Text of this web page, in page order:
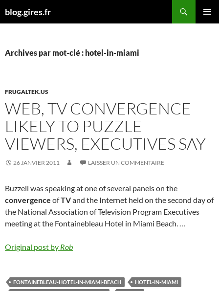
aublog.gires.fr
Archives par mot-clé : hotel-in-miami
FRUGALTEK.US
WEB, TV CONVERGENCE
LIKELY TO PUZZLE
VIEWERS, EXECUTIVES SAY
26 JANVIER 2011 LAISSER UN COMMENTAIRE
Buzzell was speaking at one of several panels on the
convergence ofTVand the Internet held on the second day of
the National Association of Television Program Executives
meeting at the Fontainebleau Hotel in Miami Beach. …
Original post by Rob
FONTAINEBLEAU-HOTEL-IN-MIAMI-BEACH
HOTEL-IN-MIAMI